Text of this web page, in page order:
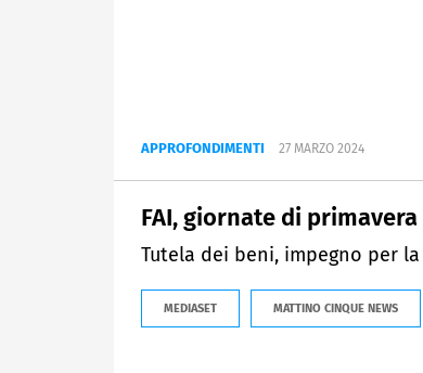
APPROFONDIMENTI 27 MARZO 2024
FAI, giornate di
Tutela dei beni, impegno per
MEDIASET MATTINO CINQUE NEWS